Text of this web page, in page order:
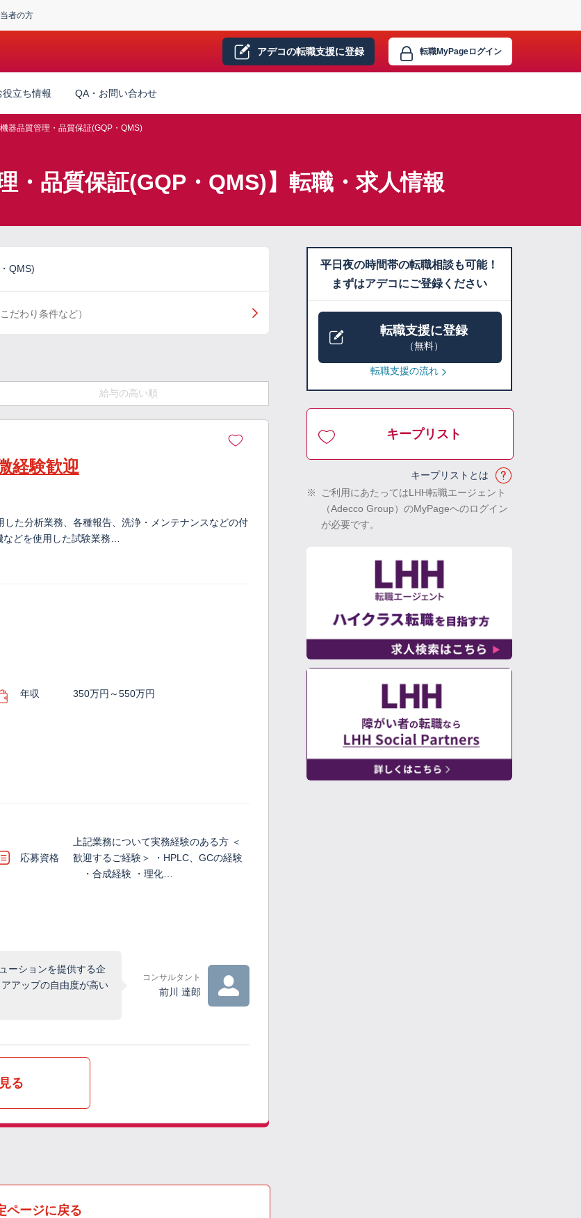
者の方
アデコの転職支援に登録 転職MyPageログイン
役立ち情報 QA・お問い合わせ
器品質管理・品質保証(GQP・QMS)
・品質保証(GQP・QMS)】転職・求人情報
QMS)
だわり条件など）
給与の高い順
経験歓迎
た分析業務、各種報告、洗浄・メンテナンスなどの付
どを使用した試験業務…
年収 350万円～550万円
応募資格
上記業務について実務経験のある方 ＜
歓迎するご経験＞ ・HPLC、GCの経験
・合成経験 ・理化…
ーションを提供する企
アップの自由度が高い
コンサルタント
前川 達郎
る
ページに戻る
平日夜の時間帯の転職相談も可能！
まずはアデコにご登録ください
転職支援に登録
（無料）
転職支援の流れ
キープリスト
キープリストとは
※
ご利用にあたってはLHH転職エージェント
（Adecco Group）のMyPageへのログイン
が必要です。